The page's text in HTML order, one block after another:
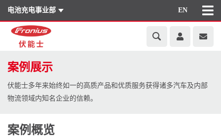
电池充电事业部 EN
案例展示
伏能士多年来始终如一的高质产品和优质服务获得诸多汽车及内部
物流领域内知名企业的信赖。
案例概览